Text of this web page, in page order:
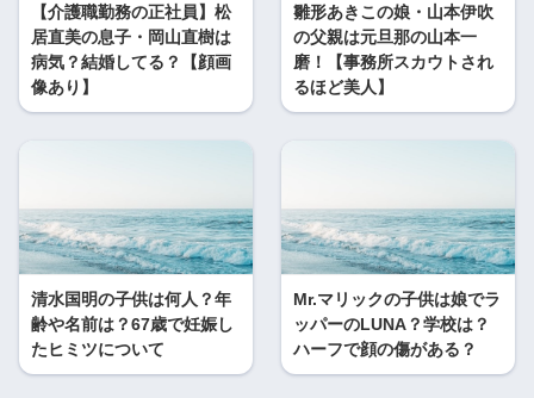
【介護職勤務の正社員】松
居直美の息子・岡山直樹は
病気？結婚してる？【顔画
像あり】
雛形あきこの娘・山本伊吹
の父親は元旦那の山本一
磨！【事務所スカウトされ
るほど美人】
清水国明の子供は何人？年
齢や名前は？67歳で妊娠し
たヒミツについて
Mr.マリックの子供は娘でラ
ッパーのLUNA？学校は？
ハーフで顔の傷がある？